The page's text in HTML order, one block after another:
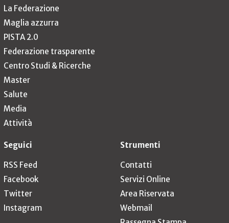
La Federazione
Maglia azzurra
PISTA 2.0
Federazione trasparente
Centro Studi & Ricerche
Master
Salute
Media
Attività
Seguici
RSS Feed
Facebook
Twitter
Instagram
Strumenti
Contatti
Servizi Online
Area Riservata
Webmail